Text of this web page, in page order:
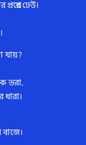
ঢেউ।
যায়?
ভরা,
ধারা।